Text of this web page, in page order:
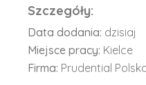
Szczegóły:
Data dodania: dzisiaj
Miejsce pracy: Kielce
Firma: Prudential